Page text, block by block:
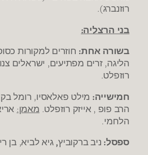
רוזנברג).
בני הרצליה:
בשורה אחת: חוזרים למקורות
הליגה, זרים מפתיעים, ישראלים
רוזפלט.
חמישייה: מילט פאלאסיו, רומל בק,
הרב פופ , אייזק רוזפלט. מאמן:
הלחמי.
ספסל: ניב ברקוביץ,גיא לביא, בן